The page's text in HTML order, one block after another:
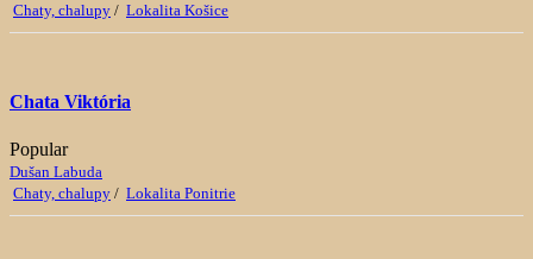
Chaty, chalupy / Lokalita Košice
Chata Viktória
Popular
Dušan Labuda
Chaty, chalupy / Lokalita Ponitrie